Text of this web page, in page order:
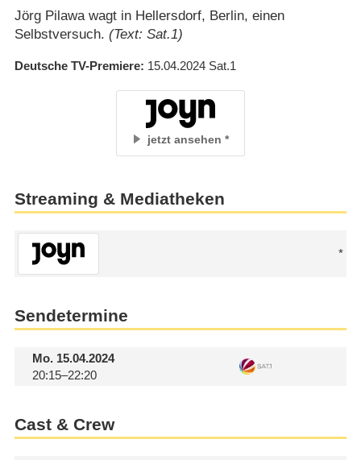
Jörg Pilawa wagt in Hellersdorf, Berlin, einen
Selbstversuch. (Text: Sat.1)
Deutsche TV-Premiere 15.04.2024 Sat.1
jetzt ansehen
Streaming & Mediatheken
Sendetermine
Mo.15.04.2024
20:15–22:20
Cast & Crew